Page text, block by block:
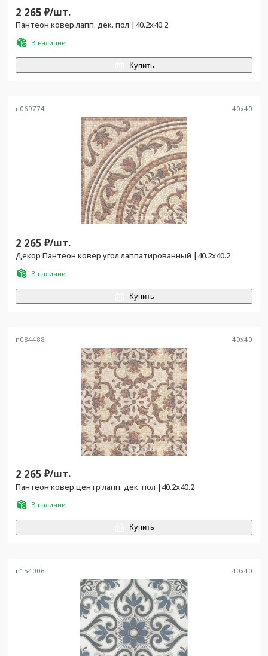
2 265 ₽/шт.
Пантеон ковер лапп. дек. пол |40.2x40.2
В наличии
Купить
n069774 40x40
2 265 ₽/шт.
Декор Пантеон ковер угол лаппатированный |40.2x40.2
В наличии
Купить
n084488 40x40
2 265 ₽/шт.
Пантеон ковер центр лапп. дек. пол |40.2x40.2
В наличии
Купить
n154006 40x40